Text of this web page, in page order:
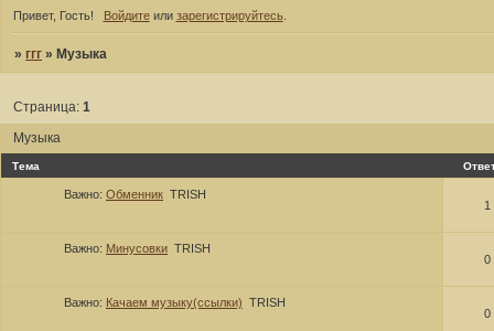
Привет, Гость! Войдитеили зарегистрируйтесь.
» ггг »Музыка
Музыка
Страница:1
Тема
Важно: Обменник TRISH
1
Важно: Минусовки TRISH
0
Важно: Качаем музыку(ссылки) TRISH
0